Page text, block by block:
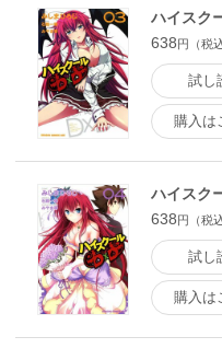
ハイスク
638円（税
試し
購入は
ハイスク
638円（税
試し
購入は